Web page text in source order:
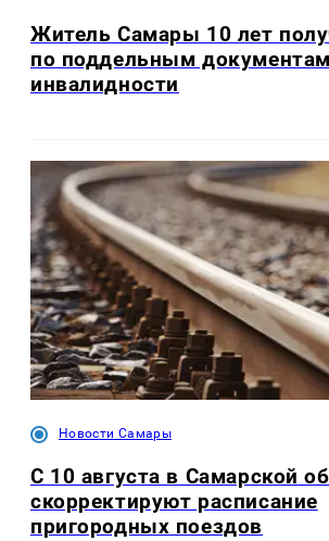
Житель Самары 10 лет
по поддельным
инвалидности
Новости Самары
С 10 августа в Самарской
скорректируют расписание
пригородных поездов